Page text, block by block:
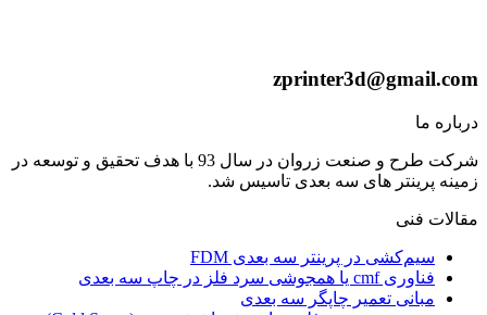
zprinter3d@gmail.com
درباره ما
شرکت طرح و صنعت زروان در سال 93 با هدف تحقیق و توسعه در
زمینه پرینتر های سه بعدی تاسیس شد.
مقالات فنی
سیم‌کشی در پرینتر سه بعدی FDM
فناوری cmf یا همجوشی سرد فلز در چاپ سه بعدی
مبانی تعمیر چاپگر سه بعدی